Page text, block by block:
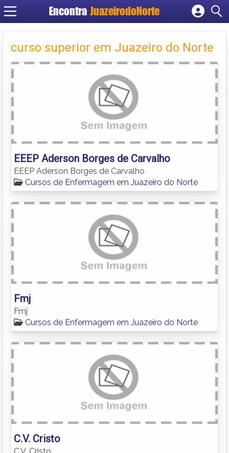
Encontra JuazeirodoNorte
Cadastrar empresa
Criar conta
curso superior em Juazeiro do Norte
EEEP Aderson Borges de Carvalho
EEEP Aderson Borges de Carvalho
Cursos de Enfermagem em Juazeiro do Norte
Fmj
Fmj
Cursos de Enfermagem em Juazeiro do Norte
C.V. Cristo
C.V. Cristo